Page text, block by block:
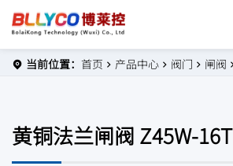
当前位置： 首页 产品中心 阀门 闸阀
黄铜法兰闸阀 Z45W-16T